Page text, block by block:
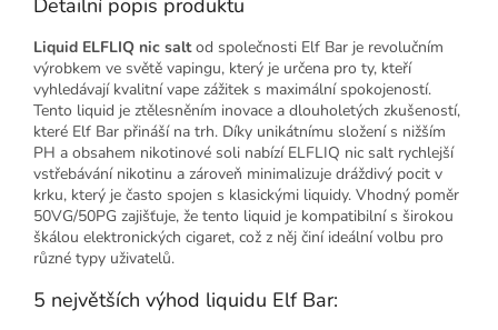
Detailní popis produktu
Liquid ELFLIQ nic saltod společnosti Elf Bar je revolučním
výrobkem ve světě vapingu, který je určena pro ty, kteří
vyhledávají kvalitní vape zážitek s maximální spokojeností.
Tento liquid je ztělesněním inovace a dlouholetých zkušeností,
které Elf Bar přináší na trh. Díky unikátnímu složení s nižším
PH a obsahem nikotinové soli nabízí ELFLIQ nic salt rychlejší
vstřebávání nikotinu a zároveň minimalizuje dráždivý pocit v
krku, který je často spojen s klasickými liquidy. Vhodný poměr
50VG/50PG zajišťuje, že tento liquid je kompatibilní s širokou
škálou elektronických cigaret, což z něj činí ideální volbu pro
různé typy uživatelů.
5 největších výhod liquidu Elf Bar: